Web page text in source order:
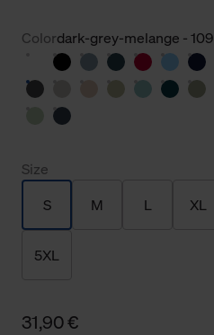
Colordark-grey-melange - 109
Size
S M L XL
5XL
31,90 €